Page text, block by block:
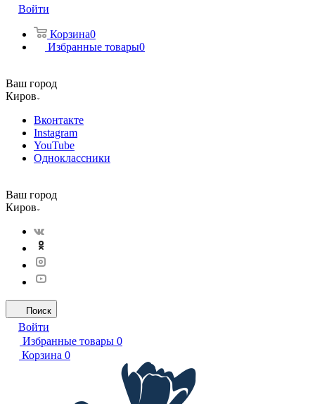
Войти
Корзина0
Избранные товары0
Ваш город
Киров
Вконтакте
Instagram
YouTube
Одноклассники
Ваш город
Киров
Поиск
Войти
Избранные товары 0
Корзина 0